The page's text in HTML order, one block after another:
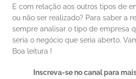
E com relação aos outros tipos de
ou não ser realizado? Para saber a
sempre analisar o tipo de empresa
seria o negócio que seria aberto.
Boa leitura !
Inscreva-se no canal para